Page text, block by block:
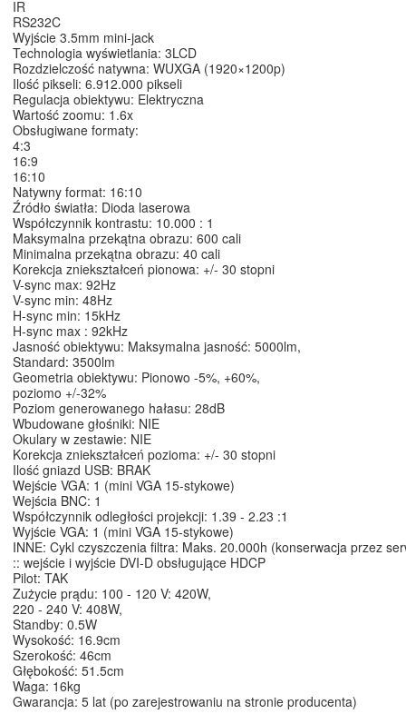
IR
RS232C
Wyjście 3.5mm mini-jack
Technologia wyświetlania: 3LCD
Rozdzielczość natywna: WUXGA (1920×1200p)
Ilość pikseli: 6.912.000 pikseli
Regulacja obiektywu: Elektryczna
Wartość zoomu: 1.6x
Obsługiwane formaty:
4:3
16:9
16:10
Natywny format: 16:10
Źródło światła: Dioda laserowa
Współczynnik kontrastu: 10.000 : 1
Maksymalna przekątna obrazu: 600 cali
Minimalna przekątna obrazu: 40 cali
Korekcja zniekształceń pionowa: +/- 30 stopni
V-sync max: 92Hz
V-sync min: 48Hz
H-sync min: 15kHz
H-sync max : 92kHz
Jasność obiektywu: Maksymalna jasność: 5000lm,
Standard: 3500lm
Geometria obiektywu: Pionowo -5%, +60%,
poziomo +/-32%
Poziom generowanego hałasu: 28dB
Wbudowane głośniki: NIE
Okulary w zestawie: NIE
Korekcja zniekształceń pozioma: +/- 30 stopni
Ilość gniazd USB: BRAK
Wejście VGA: 1 (mini VGA 15-stykowe)
Wejścia BNC: 1
Współczynnik odległości projekcji: 1.39 - 2.23 :1
Wyjście VGA: 1 (mini VGA 15-stykowe)
INNE: Cykl czyszczenia filtra: Maks. 20.000h (konserwacja przez
:: wejście i wyjście DVI-D obsługujące HDCP
Pilot: TAK
Zużycie prądu: 100 - 120 V: 420W,
220 - 240 V: 408W,
Standby: 0.5W
Wysokość: 16.9cm
Szerokość: 46cm
Głębokość: 51.5cm
Waga: 16kg
Gwarancja: 5 lat (po zarejestrowaniu na stronie producenta)